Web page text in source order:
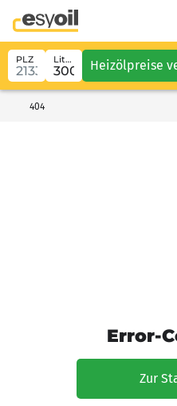
PLZ Liter Heizölpreise
404
Error-
Zur